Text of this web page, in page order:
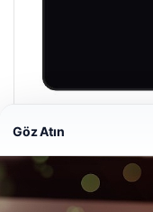
Prenses Night Club
Göz Atın